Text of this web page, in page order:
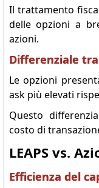
Il trattamento
delle opzioni a
azioni.
Differenziale
Le opzioni
ask più elevati
Questo
costo di
LEAPS vs.
Efficienza del